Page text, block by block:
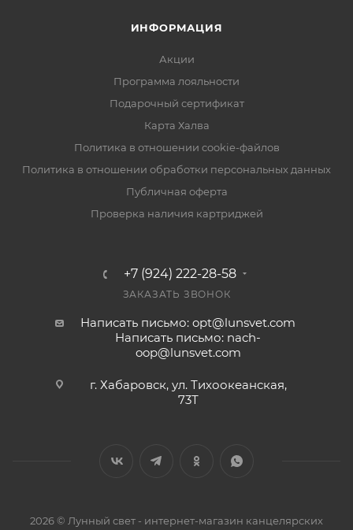
ИНФОРМАЦИЯ
Акции
Программа лояльности
Подарочный сертификат
Карта Халва
Политика в отношении cookie-файлов
Политика в отношении обработки персональных данных
Публичная оферта
Проверка наличия картриджей
+7 (924) 222-28-58
ЗАКАЗАТЬ ЗВОНОК
Написать письмо: opt@lunsvet.com
Написать письмо: nach-
oop@lunsvet.com
г. Хабаровск, ул. Тихоокеанская,
73Т
2026 © Лунный свет - интернет-магазин канцелярских